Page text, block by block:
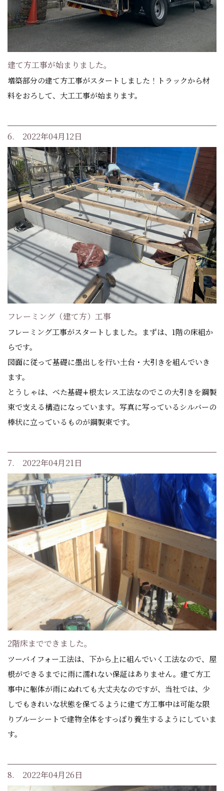
建て方工事が始まりました。
増築部分の建て方工事がスタートしました！トラックから材
料をおろして、大工工事が始まります。
6. 2022年04月12日
フレーミング（建て方）工事
フレーミング工事がスタートしました。まずは、1階の床組か
らです。
図面に従って基礎に墨出しを行い土台・大引きを組んでいき
ます。
とうしゃは、べた基礎∔根太レス工法なのでこの大引きを鋼製
束で支える構造になっています。写真に写っているシルバーの
棒状に立っているものが鋼製束です。
7. 2022年04月21日
2階床までできました。
ツーバイフォー工法は、下から上に組んでいく工法なので、屋
根ができるまでに雨に濡れない保証はありません。建て方工
事中に躯体が雨にぬれても大丈夫なのですが、当社では、少
しでもきれいな状態を保てるように建て方工事中は可能な限
りブルーシートで建物全体をすっぽり養生するようにしていま
す。
8. 2022年04月26日